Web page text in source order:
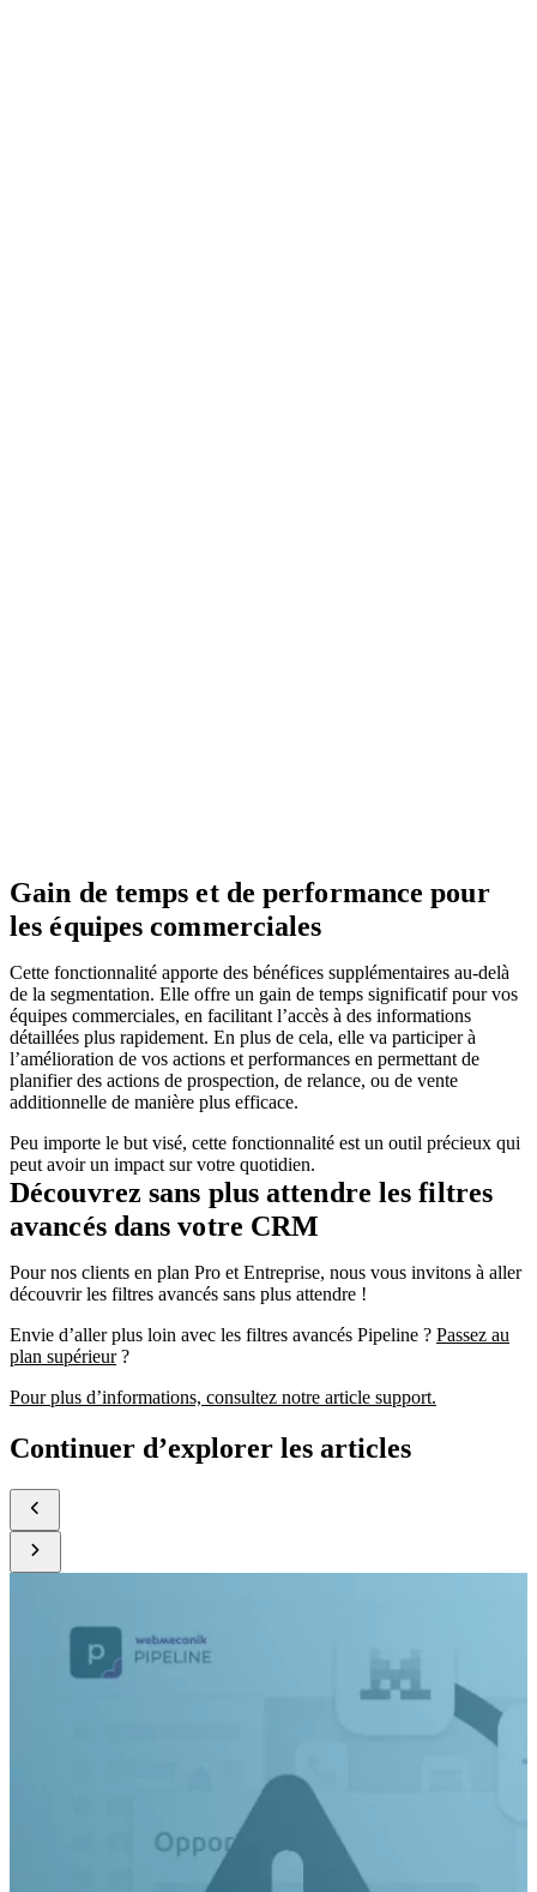
Gain de temps et de performance pour
les équipes commerciales
Cette fonctionnalité apporte des bénéfices supplémentaires au-delà
de la segmentation. Elle offre un gain de temps significatif pour vos
équipes commerciales, en facilitant l’accès à des informations
détaillées plus rapidement. En plus de cela, elle va participer à
l’amélioration de vos actions et performances en permettant de
planifier des actions de prospection, de relance, ou de vente
additionnelle de manière plus efficace.
Peu importe le but visé, cette fonctionnalité est un outil précieux qui
peut avoir un impact sur votre quotidien.
Découvrez sans plus attendre les filtres
avancés dans votre CRM
Pour nos clients en plan Pro et Entreprise, nous vous invitons à aller
découvrir les filtres avancés sans plus attendre !
Envie d’aller plus loin avec les filtres avancés Pipeline ? Passez au
plan supérieur?
Pour plus d’informations, consultez notre article support.
Continuer d’explorer les articles